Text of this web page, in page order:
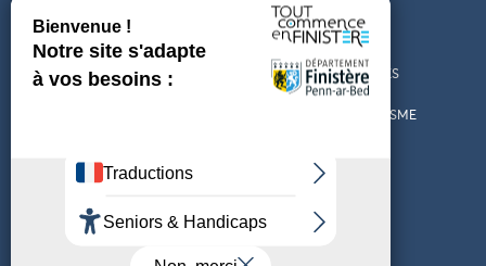
REJOIGNEZ-NOUS VENIR EN FINISTÈRE
CONTACT CARTES ET BROCHURES
LES OFFICES DE TOURISME
D’ACCESSIBILITÉ